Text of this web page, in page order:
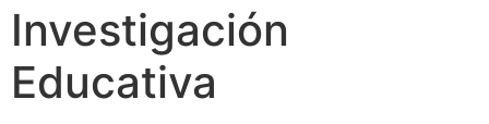
Investigación
Educativa